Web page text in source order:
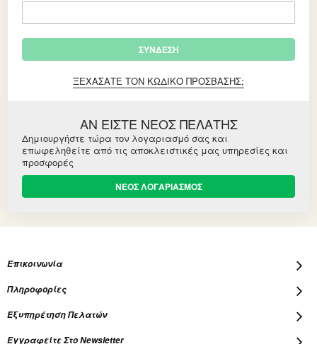
ΣΎΝΔΕΣΗ
ΞΕΧΆΣΑΤΕ ΤΟΝ ΚΩΔΙΚΌ ΠΡΌΣΒΑΣΗΣ;
ΑΝ ΕΙΣΤΕ ΝΕΟΣ ΠΕΛΑΤΗΣ
Δημιουργήστε τώρα τον λογαριασμό σας και
επωφεληθείτε από τις αποκλειστικές μας υπηρεσίες και
προσφορές
ΝΕΟΣ ΛΟΓΑΡΙΑΣΜΟΣ
Επικοινωνία
Πληροφορίες
Εξυπηρέτηση Πελατών
Εγγραφείτε Στο Newsletter